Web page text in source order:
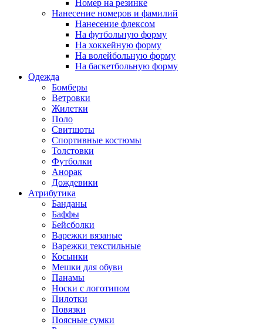
Номер на резинке
Нанесение номеров и фамилий
Нанесение флексом
На футбольную форму
На хоккейную форму
На волейбольную форму
На баскетбольную форму
Одежда
Бомберы
Ветровки
Жилетки
Поло
Свитшоты
Спортивные костюмы
Толстовки
Футболки
Анорак
Дождевики
Атрибутика
Банданы
Баффы
Бейсболки
Варежки вязаные
Варежки текстильные
Косынки
Мешки для обуви
Панамы
Носки с логотипом
Пилотки
Повязки
Поясные сумки